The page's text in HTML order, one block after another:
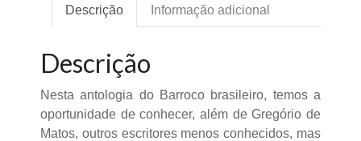
Descrição Informação adicional
Descrição
Nesta antologia do Barroco brasileiro, temos a
oportunidade de conhecer, além de Gregório de
Matos, outros escritores menos conhecidos, mas